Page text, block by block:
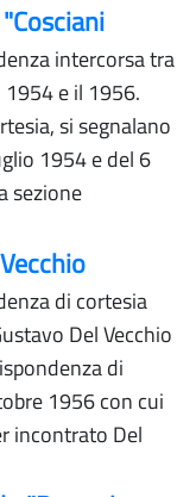
intercorsa tra
1954 e il 1956.
si segnalano
1954 e del 6
sezione
di cortesia
Del Vecchio
di
1956 con cui
incontrato Del